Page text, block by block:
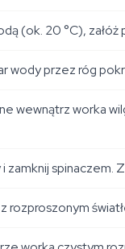
(ok. 20 °C),
wody przez róg
wewnątrz worka
i zamknij
rozproszonym